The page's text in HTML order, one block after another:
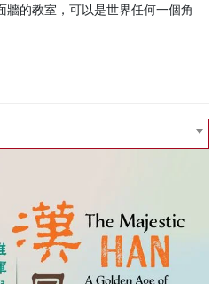
的教室，可以是世界任何一個角